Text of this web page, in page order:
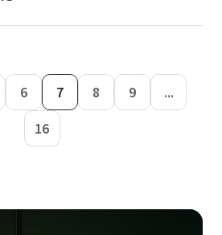
6 7 8 9
...
16